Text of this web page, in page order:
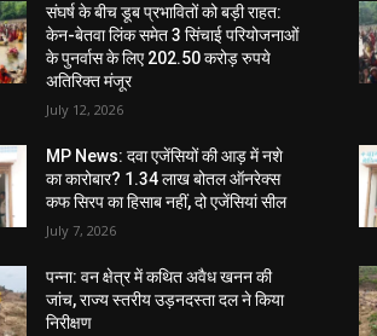
संघर्ष के बीच डूब प्रभावितों को बड़ी राहत:
केन-बेतवा लिंक समेत 3 सिंचाई परियोजनाओं
के पुनर्वास के लिए 202.50 करोड़ रुपये
अतिरिक्त मंजूर
July 12, 2026
MP News: दवा एजेंसियों की आड़ में नशे
का कारोबार? 1.34 लाख बोतल ऑनरेक्स
कफ सिरप का हिसाब नहीं, दो एजेंसियां सील
July 7, 2026
पन्ना: वन क्षेत्र में कथित अवैध खनन की
जांच, राज्य स्तरीय उड़नदस्ता दल ने किया
निरीक्षण